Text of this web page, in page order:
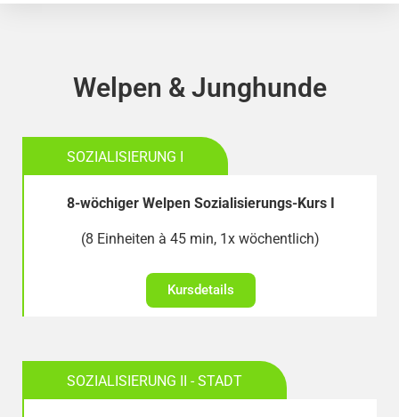
Welpen & Junghunde
SOZIALISIERUNG I
8-wöchiger Welpen Sozialisierungs-Kurs I
(8 Einheiten à 45 min, 1x wöchentlich)
Kursdetails
SOZIALISIERUNG II - STADT